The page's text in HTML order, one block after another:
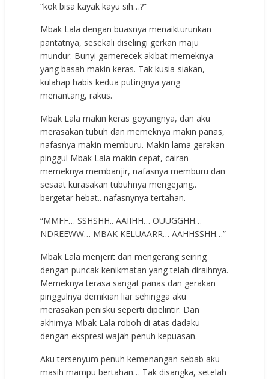
“kok bisa kayak kayu sih…?”
Mbak Lala dengan buasnya menaikturunkan
pantatnya, sesekali diselingi gerkan maju
mundur. Bunyi gemerecek akibat memeknya
yang basah makin keras. Tak kusia-siakan,
kulahap habis kedua putingnya yang
menantang, rakus.
Mbak Lala makin keras goyangnya, dan aku
merasakan tubuh dan memeknya makin panas,
nafasnya makin memburu. Makin lama gerakan
pinggul Mbak Lala makin cepat, cairan
memeknya membanjir, nafasnya memburu dan
sesaat kurasakan tubuhnya mengejang..
bergetar hebat.. nafasnynya tertahan.
“MMFF… SSHSHH.. AAIIHH… OUUGGHH…
NDREEWW… MBAK KELUAARR… AAHHSSHH…”
Mbak Lala menjerit dan mengerang seiring
dengan puncak kenikmatan yang telah diraihnya.
Memeknya terasa sangat panas dan gerakan
pinggulnya demikian liar sehingga aku
merasakan penisku seperti dipelintir. Dan
akhirnya Mbak Lala roboh di atas dadaku
dengan ekspresi wajah penuh kepuasan.
Aku tersenyum penuh kemenangan sebab aku
masih mampu bertahan… Tak disangka, setelah